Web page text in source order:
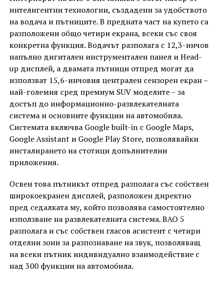
интелигентни технологии, създадени за удобството
на водача и пътниците. В предната част на купето са
разположени общо четири екрана, всеки със своя
конкретна функция. Водачът разполага с 12,3-инчов
напълно дигитален инструментален панел и Head-
up дисплей, а двамата пътници отпред могат да
използват 15,6-инчовия централен сензорен екран –
най-големия сред премиум SUV моделите – за
достъп до информационно-развлекателната
система и основните функции на автомобила.
Системата включва Google built-in с Google Maps,
Google Assistant и Google Play Store, позволявайки
инсталирането на стотици допълнителни
приложения.
Освен това пътникът отпред разполага със собствен
широкоекранен дисплей, разположен директно
пред седалката му, който позволява самостоятелно
използване на развлекателната система. BAO 5
разполага и със собствен гласов асистент с четири
отделни зони за разпознаване на звук, позволяващ
на всеки пътник индивидуално взаимодействие с
над 300 функции на автомобила.